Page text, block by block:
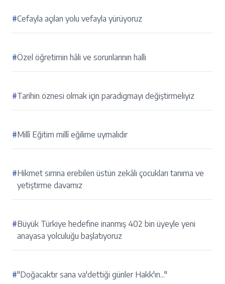
#Cefayla açılan yolu vefayla yürüyoruz
#Özel öğretimin hâli ve sorunlarının halli
#Tarihin öznesi olmak için paradigmayı değiştirmeliyiz
#Millî Eğitim millî eğilime uymalıdır
#Hikmet sırrına erebilen üstün zekâlı çocukları tanıma ve
yetiştirme davamız
#Büyük Türkiye hedefine inanmış 402 bin üyeyle yeni
anayasa yolculuğu başlatıyoruz
#"Doğacaktır sana va'dettiği günler Hakk'ın..."